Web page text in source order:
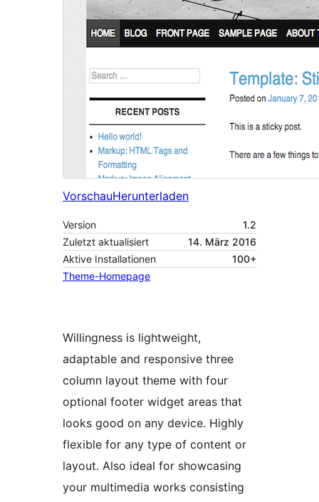
VorschauHerunterladen
Version
1.2
Zuletzt aktualisiert
14. März 2016
Aktive Installationen
100+
Theme-Homepage
Willingness is lightweight,
adaptable and responsive three
column layout theme with four
optional footer widget areas that
looks good on any device. Highly
flexible for any type of content or
layout. Also ideal for showcasing
your multimedia works consisting